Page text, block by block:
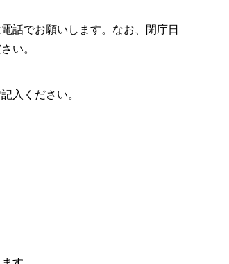
話でお願いします。なお、閉庁日
い。
入ください。